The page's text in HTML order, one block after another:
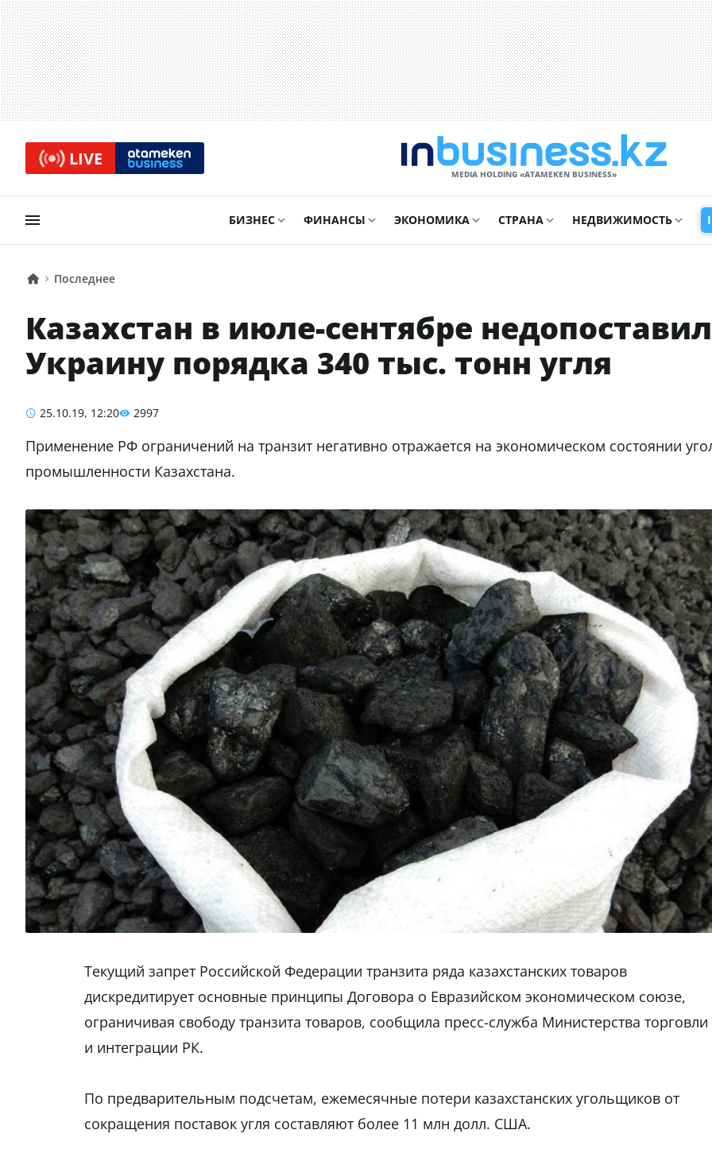
LIVE
MEDIA HOLDING «ATAMEKЕN BUSINESS»
БИЗНЕС ФИНАНСЫ ЭКОНОМИКА СТРАНА НЕДВИЖИМОСТЬ
Последнее
Казахстан в июле-сентябре
Украину порядка 340 тыс. тонн угля
25.10.19, 12:20 2997
Применение РФ ограничений на транзит негативно отражается на экономическом состоянии
промышленности Казахстана.
Текущий запрет Российской Федерации транзита ряда казахстанских товаров
дискредитирует основные принципы Договора о Евразийском экономическом союзе,
ограничивая свободу транзита товаров, сообщила пресс-служба Министерства торговли
и интеграции РК.
По предварительным подсчетам, ежемесячные потери казахстанских угольщиков от
сокращения поставок угля составляют более 11 млн долл. США.